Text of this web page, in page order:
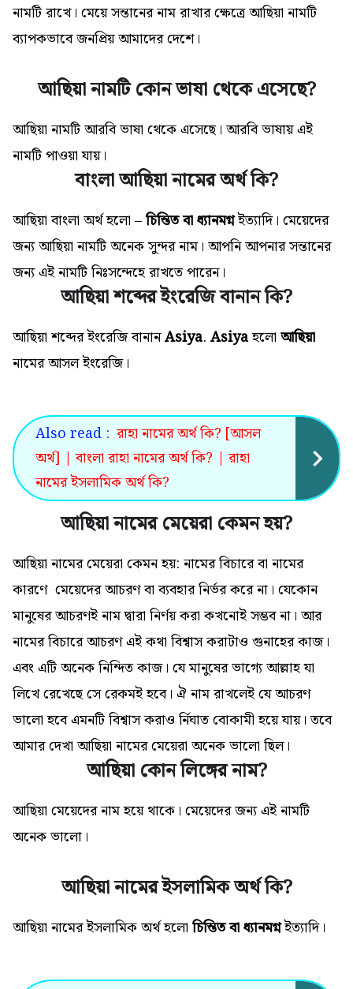
নামটি রাখে। মেয়ে সন্তানের নাম রাখার ক্ষেত্রে আছিয়া নামটি
ব্যাপকভাবে জনপ্রিয় আমাদের দেশে।
আছিয়া নামটি কোন ভাষা থেকে এসেছে?
আছিয়া নামটি আরবি ভাষা থেকে এসেছে। আরবি ভাষায় এই
নামটি পাওয়া যায়।
বাংলা আছিয়া নামের অর্থ কি?
আছিয়া বাংলা অর্থ হলো –চিন্তিত বা ধ্যানমগ্নইত্যাদি। মেয়েদের
জন্য আছিয়া নামটি অনেক সুন্দর নাম। আপনি আপনার সন্তানের
জন্য এইনামটিনিঃসন্দেহে রাখতে পারেন।
আছিয়া শব্দের ইংরেজি বানান কি?
আছিয়া শব্দের ইংরেজি বানানAsiya. Asiyaহলোআছিয়া
নামের আসল ইংরেজি।
Also read : রাহা নামের অর্থ কি? [আসল
অর্থ] | বাংলা রাহা নামের অর্থ কি? | রাহা
নামের ইসলামিক অর্থ কি?
আছিয়া নামের মেয়েরা কেমন হয়?
আছিয়া নামের মেয়েরা কেমন হয়: নামের বিচারে বা নামের
কারণে মেয়েদের আচরণ বা ব্যবহার নির্ভর করে না। যেকোন
মানুষের আচরণই নাম দ্বারা নির্ণয় করা কখনোই সম্ভব না। আর
নামের বিচারে আচরণ এই কথা বিশ্বাস করাটাও গুনাহের কাজ।
এবং এটি অনেক নিন্দিত কাজ। যে মানুষের ভাগ্যে আল্লাহ যা
লিখে রেখেছে সে রেকমই হবে। ঐ নাম রাখলেই যে আচরণ
ভালো হবে এমনটি বিশ্বাস করাও র্নিঘাত বোকামী হয়ে যায়। তবে
আমার দেখা আছিয়া নামের মেয়েরা অনেক ভালো ছিল।
আছিয়া কোন লিঙ্গের নাম?
আছিয়া মেয়েদের নাম হয়ে থাকে। মেয়েদের জন্য এই নামটি
অনেক ভালো ।
আছিয়া নামের ইসলামিক অর্থ কি?
আছিয়া নামের ইসলামিক অর্থহলো চিন্তিত বা ধ্যানমগ্নইত্যাদি।